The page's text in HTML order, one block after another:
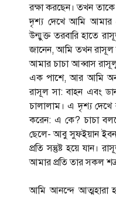
রক্ষা করছেন। তখন
দৃশ্য দেখে আমি আমার
উন্মুক্ত তরবারি হাতে
জানেন, আমি তখন রাসূল
আমার চাচা আব্বাস
এক পাশে, আর আমি
রাসূল সা: বাহন এবং
চালালাম। এ দৃশ্য দেখে
করেন: এ কে? চাচা
ছেলে- আবু সুফইয়ান ইবন
প্রতি সন্তুষ্ট হয়ে যান।
আমার প্রতি তার সকল
আমি আনন্দে আত্মহারা